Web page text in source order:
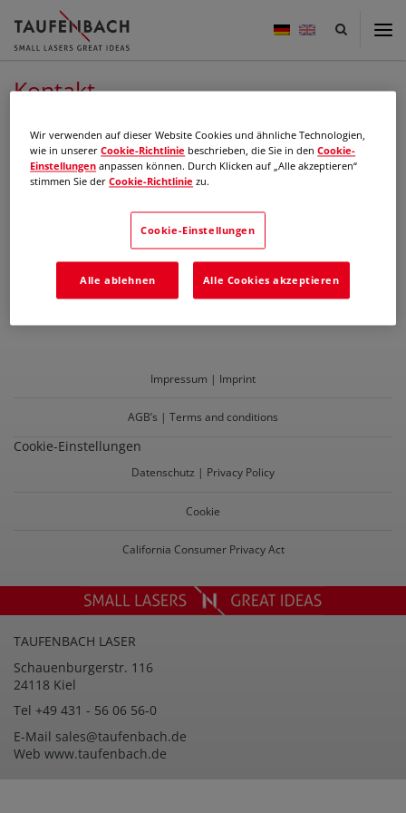
Kontakt
Schauenburgerstraße 116
24118 Kiel
Germany
Telefon: +49 431 5606 560
Telefax: +49 431 5606 564
E-Mail:sales@taufenbach.de
Impressum | Imprint
AGB’s | Terms and conditions
Cookie-Einstellungen
Datenschutz | Privacy Policy
Cookie
California Consumer Privacy Act
logo
Spalte
3
TAUFENBACH LASER
Spalte
2
Schauenburgerstr. 116
24118 Kiel
Spalte
3
Tel +49 431 - 56 06 56-0
Spalte
4
E-Mail sales@taufenbach.de
Web www.taufenbach.de
Wir verwenden auf dieser Website Cookies und ähnliche Technologien,
wie in unsererCookie-Richtlinie beschrieben, die Sie in denCookie-
Einstellungen anpassen können. Durch Klicken auf „Alle akzeptieren“
stimmen Sie derCookie-Richtlinie zu.
Cookie-Einstellungen
Alle ablehnen Alle Cookies akzeptieren